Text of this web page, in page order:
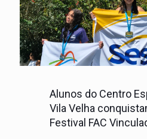
Alunos do Centro
Vila Velha
Festival FAC